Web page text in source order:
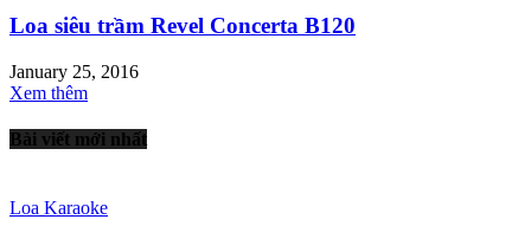
Loa siêu trầm Revel Concerta B120
January 25, 2016
Xem thêm
Bài viết mới nhất
Loa Karaoke